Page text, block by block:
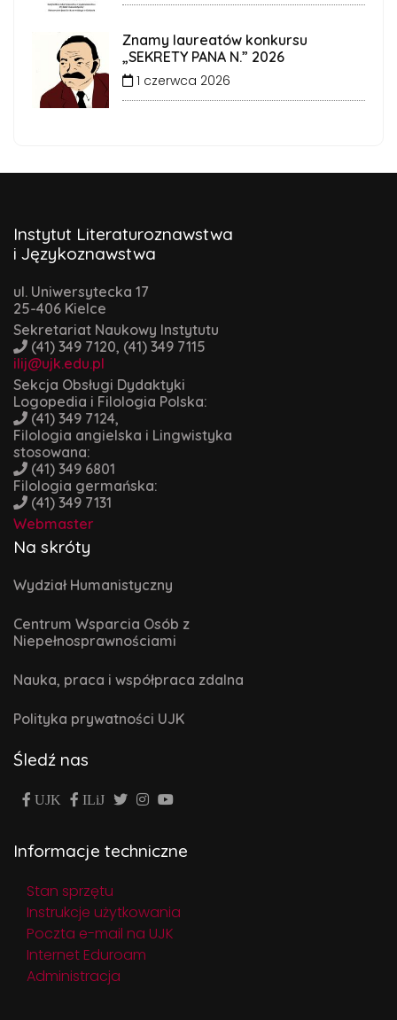
Znamy laureatów konkursu
„SEKRETY PANA N.” 2026
1 czerwca 2026
Instytut Literaturoznawstwa
i Językoznawstwa
ul. Uniwersytecka 17
25-406 Kielce
Sekretariat Naukowy Instytutu
(41) 349 7120, (41) 349 7115
ilij@ujk.edu.pl
Sekcja Obsługi Dydaktyki
Logopedia i Filologia Polska:
(41) 349 7124,
Filologia angielska i Lingwistyka
stosowana:
(41) 349 6801
Filologia germańska:
(41) 349 7131
Webmaster
Na skróty
Wydział Humanistyczny
Centrum Wsparcia Osób z
Niepełnosprawnościami
Nauka, praca i współpraca zdalna
Polityka prywatności UJK
Śledź nas
UJK ILiJ
Informacje techniczne
Stan sprzętu
Instrukcje użytkowania
Poczta e-mail na UJK
Internet Eduroam
Administracja